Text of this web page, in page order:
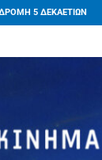
5 ΔΕΚΑΕΤΙΩΝ